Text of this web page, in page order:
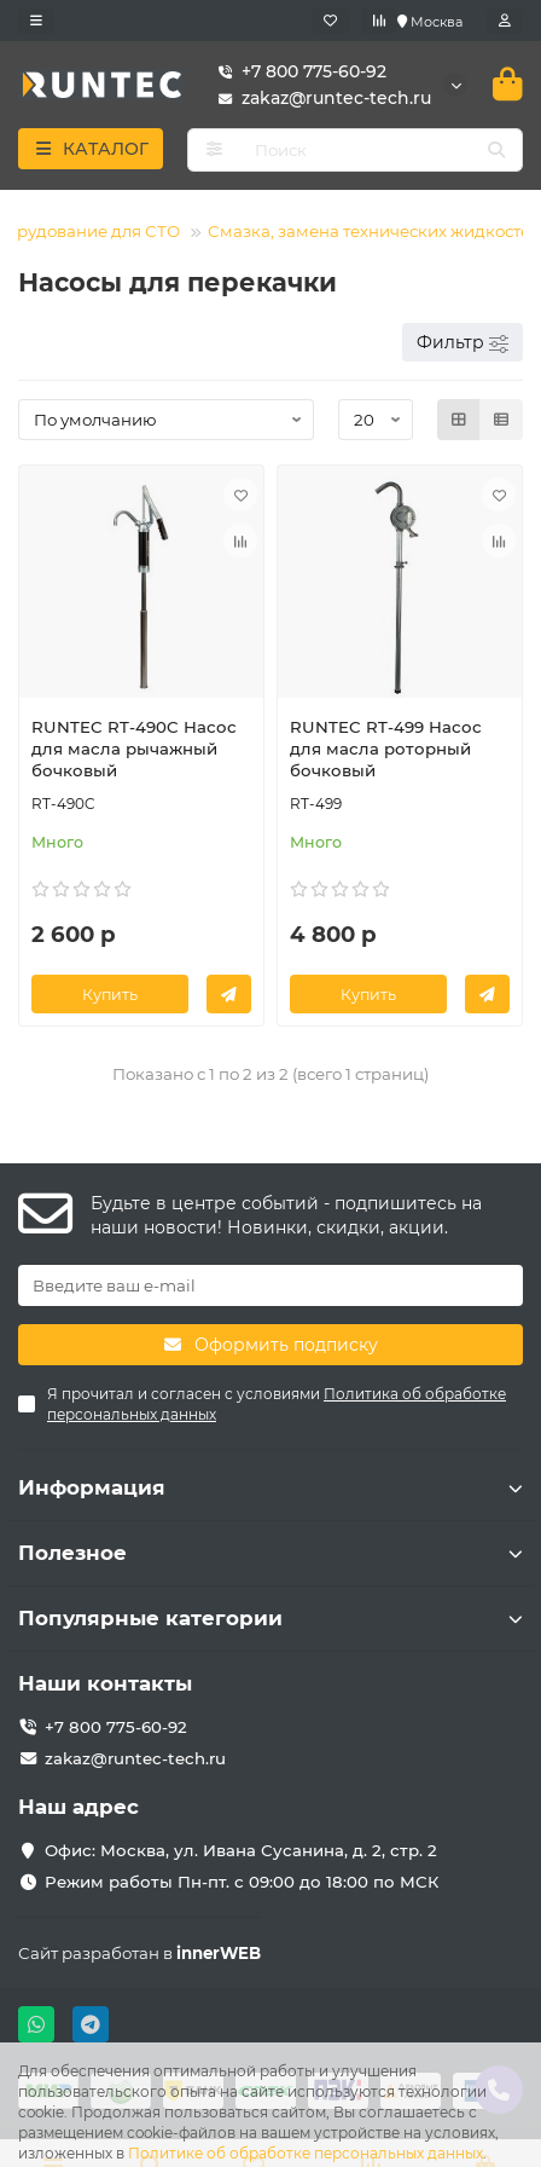
Москва
+7 800 775-60-92
zakaz@runtec-tech.ru
КАТАЛОГ
для СТО Смазка, замена технических жидкостей
Насосы для перекачки
Фильтр
RUNTEC RT-490C Насос
для масла рычажный
бочковый
RT-490C
Много
2 600 р
Купить
RUNTEC RT-499 Насос
для масла роторный
бочковый
RT-499
Много
4 800 р
Купить
Показано с 1 по 2 из 2 (всего 1 страниц)
Для обеспечения оптимальной работы и улучшения
пользовательского опыта на сайте используются технологии
cookie. Продолжая пользоваться сайтом, Вы соглашаетесь с
размещением cookie-файлов на вашем устройстве на условиях,
изложенных в Политике об обработке персональных данных.
Будьте в центре событий - подпишитесь на
наши новости! Новинки, скидки, акции.
Оформить подписку
Я прочитал и согласен с условиями Политика об обработке
персональных данных
Информация
Полезное
Популярные категории
Наши контакты
+7 800 775-60-92
zakaz@runtec-tech.ru
Наш адрес
Офис: Москва, ул. Ивана Сусанина, д. 2, стр. 2
Режим работы Пн-пт. с 09:00 до 18:00 по МСК
Сайт разработан вinnerWEB